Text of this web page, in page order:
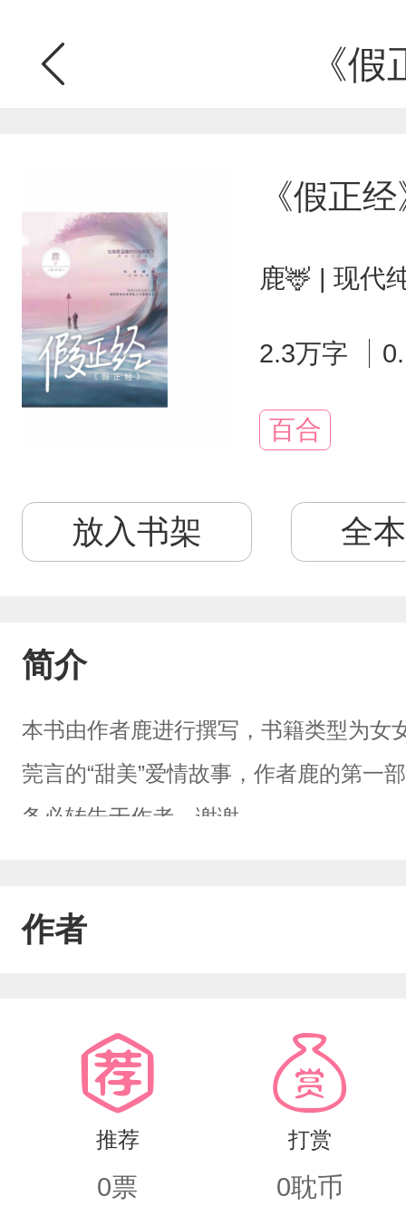
《
《假正
鹿🦌 | 现代
2.3万字
百合
放入书架 全
简介
本书由作者鹿进行撰写，书籍类型为女
莞言的“甜美”爱情故事，作者鹿的第一
务必转告于作者，谢谢。
作者
推荐
0票
打赏
0耽币